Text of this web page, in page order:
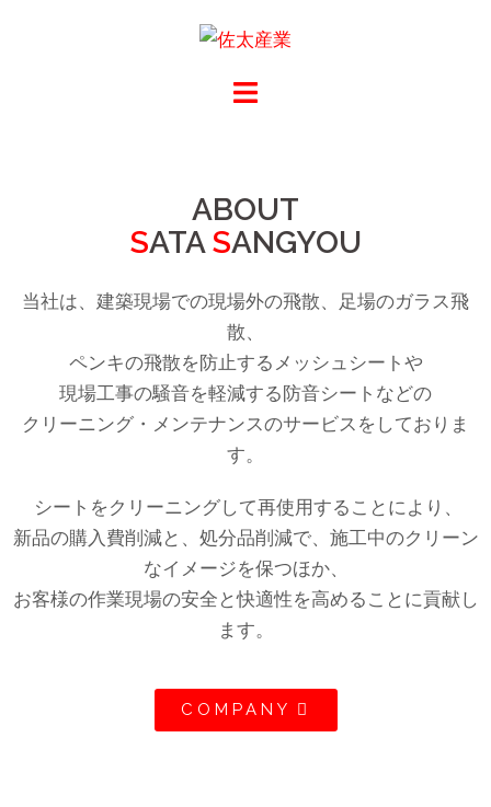
ABOUT
SATA SANGYOU
当社は、建築現場での現場外の飛散、足場のガラス飛
散、
ペンキの飛散を防止するメッシュシートや
現場工事の騒音を軽減する防音シートなどの
クリーニング・メンテナンスのサービスをしておりま
す。
シートをクリーニングして再使用することにより、
新品の購入費削減と、処分品削減で、施工中のクリーン
なイメージを保つほか、
お客様の作業現場の安全と快適性を高めることに貢献し
ます。
COMPANY